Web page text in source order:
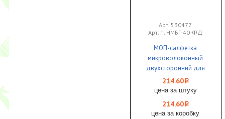
Арт. 530477
Арт. п. НМБГ-40-ФД
МОП-салфетка
микроволоконный
двухсторонний для
сгона РОСМОП Флекс
1/25
214.60i
цена за штуку
214.60i
цена за коробку